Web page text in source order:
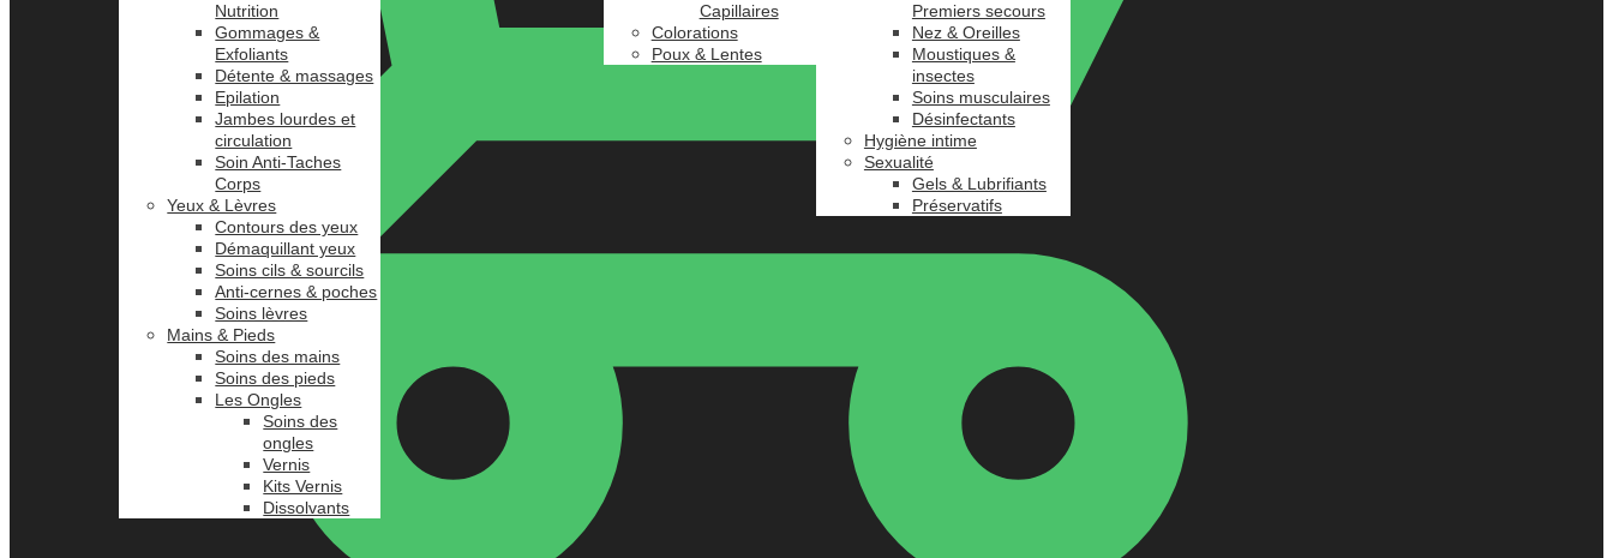
Nutrition
Gommages &
Exfoliants
Détente & massages
Epilation
Jambes lourdes et
circulation
Soin Anti-Taches
Corps
Yeux & Lèvres
Contours des yeux
Démaquillant yeux
Soins cils & sourcils
Anti-cernes & poches
Soins lèvres
Mains & Pieds
Soins des mains
Soins des pieds
Les Ongles
Soins des
ongles
Vernis
Kits Vernis
Dissolvants
Capillaires
Colorations
Poux & Lentes
Premiers secours
Nez & Oreilles
Moustiques &
insectes
Soins musculaires
Désinfectants
Hygiène intime
Sexualité
Gels & Lubrifiants
Préservatifs